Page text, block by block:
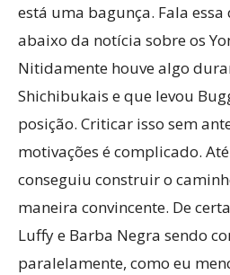
está uma bagunça. Fala
abaixo da notícia sobre os
Nitidamente houve algo
Shichibukais e que levou
posição. Criticar isso sem
motivações é complicado.
conseguiu construir o
maneira convincente. De
Luffy e Barba Negra sendo
paralelamente, como eu